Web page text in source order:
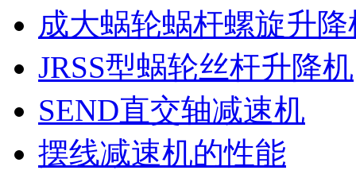
成大蜗轮蜗杆螺旋升降
JRSS型蜗轮丝杆升降机
SEND直交轴减速机
摆线减速机的性能